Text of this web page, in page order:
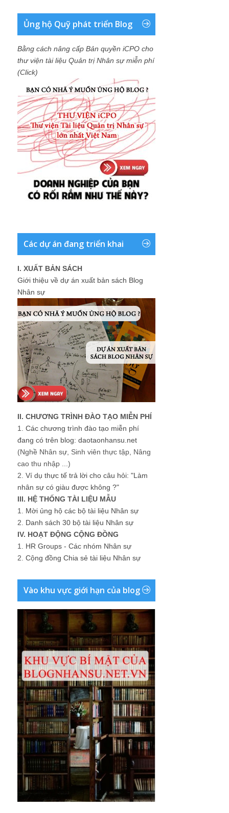
Ủng hộ Quỹ phát triển Blog
Bằng cách nâng cấp Bản quyền iCPO cho
thư viện tài liệu Quản trị Nhân sự miễn phí
(Click)
Các dự án đang triển khai
I. XUẤT BẢN SÁCH
Giới thiệu về dự án xuất bản sách Blog
Nhân sự
II. CHƯƠNG TRÌNH ĐÀO TẠO MIỄN PHÍ
1. Các chương trình đào tạo miễn phí
đang có trên blog: daotaonhansu.net
(Nghề Nhân sự, Sinh viên thực tập, Nâng
cao thu nhập ...)
2. Ví dụ thực tế trả lời cho câu hỏi: "Làm
nhân sự có giàu được không ?"
III. HỆ THỐNG TÀI LIỆU MẪU
1. Mời ủng hộ các bộ tài liệu Nhân sự
2. Danh sách 30 bộ tài liệu Nhân sự
IV. HOẠT ĐỘNG CỘNG ĐỒNG
1. HR Groups - Các nhóm Nhân sự
2. Cộng đồng Chia sẻ tài liệu Nhân sự
Vào khu vực giới hạn của blog